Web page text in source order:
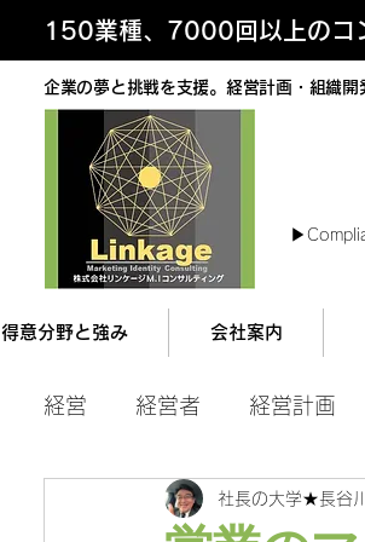
150業種、7000回以上のコ
企業の夢と挑戦を支援。経営計画・組織
得意分野と強み 会社案内
経営 経営者 経営計画
マネジメント 営業ツー
社長の大学★長谷